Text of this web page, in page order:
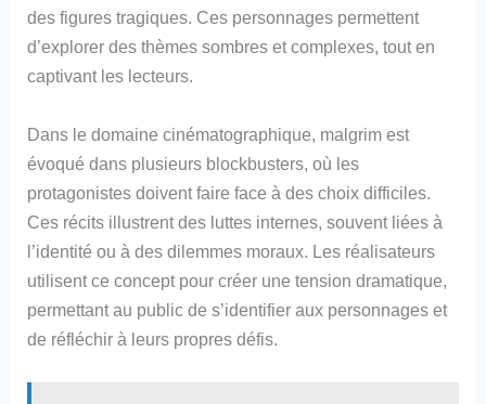
des figures tragiques. Ces personnages permettent
d’explorer des thèmes sombres et complexes, tout en
captivant les lecteurs.
Dans le domaine cinématographique, malgrim est
évoqué dans plusieurs blockbusters, où les
protagonistes doivent faire face à des choix difficiles.
Ces récits illustrent des luttes internes, souvent liées à
l’identité ou à des dilemmes moraux. Les réalisateurs
utilisent ce concept pour créer une tension dramatique,
permettant au public de s’identifier aux personnages et
de réfléchir à leurs propres défis.